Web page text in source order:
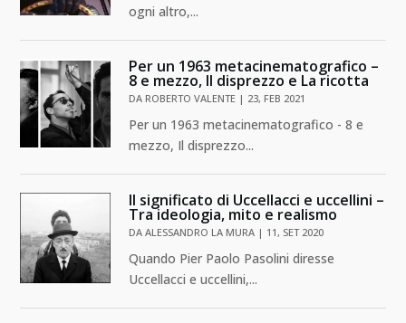
ogni altro,...
Per un 1963 metacinematografico –
8 e mezzo, Il disprezzo e La ricotta
DA ROBERTO VALENTE | 23, FEB 2021
Per un 1963 metacinematografico - 8 e
mezzo, Il disprezzo...
Il significato di Uccellacci e uccellini –
Tra ideologia, mito e realismo
DAALESSANDRO LA MURA | 11, SET 2020
Quando Pier Paolo Pasolini diresse
Uccellacci e uccellini,...